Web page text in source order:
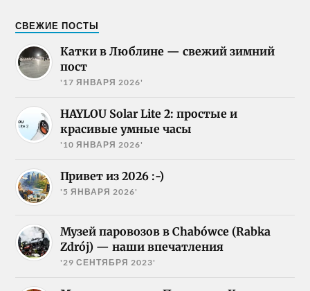
СВЕЖИЕ ПОСТЫ
Катки в Люблине — свежий зимний
пост
'17 ЯНВАРЯ 2026'
HAYLOU Solar Lite 2: простые и
красивые умные часы
'10 ЯНВАРЯ 2026'
Привет из 2026 :-)
'5 ЯНВАРЯ 2026'
Музей паровозов в Chabówce (Rabka
Zdrój) — наши впечатления
'29 СЕНТЯБРЯ 2023'